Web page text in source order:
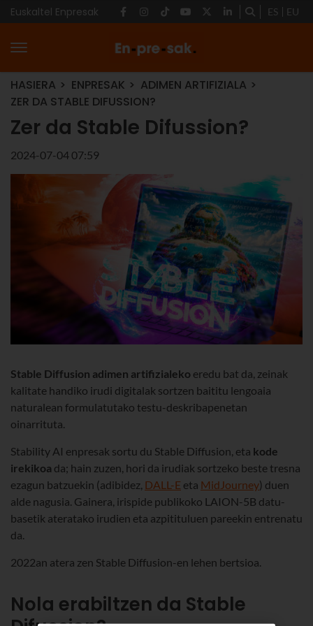
Euskaltel Enpresak ES EU
HASIERA ENPRESAK
ADIMEN ARTIFIZIALA
ZER DA STABLE DIFUSSION?
Zer da Stable Difussion?
2024-07-04 07:59
Stable Diffusion adimen artifizialeko eredu bat da, zeinak
kalitate handiko irudi digitalak sortzen baititu lengoaia
naturalean formulatutako testu-deskribapenetan
oinarrituta.
Stability AI enpresak sortu du Stable Diffusion, eta kode
irekikoa da; hain zuzen, hori da irudiak sortzeko beste tresna
ezagun batzuekin (adibidez, DALL-E eta MidJourney) duen
alde nagusia. Gainera, irispide publikoko LAION-5B datu-
basetik ateratako irudien eta azpitituluen pareekin entrenatu
da.
2022an atera zen Stable Diffusion-en lehen bertsioa.
Nola erabiltzen da Stable